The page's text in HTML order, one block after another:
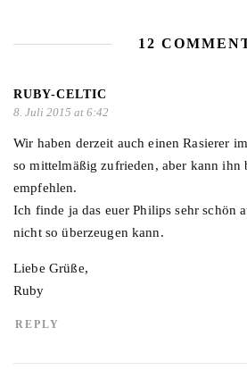
12
RUBY-CELTIC
8. Juli 2015 at 6:42
Wir haben derzeit auch einen Rasierer
so mittelmäßig zufrieden, aber kann ihn
empfehlen.
Ich finde ja das euer Philips sehr schön
nicht so überzeugen kann.
Liebe Grüße,
Ruby
REPLY